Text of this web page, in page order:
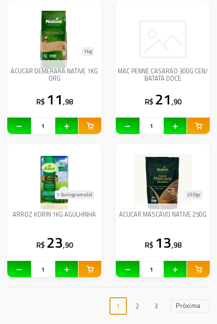
ACUCAR DEMERARA NATIVE 1KG
ORG
1kg
R$ 11,98
MAC PENNE CASARAO 300G CEN/
BATATA DOCE
R$ 21,90
ARROZ KORIN 1KG AGULHINHA
1 Quilograma(s)
R$ 23,90
ACUCAR MASCAVO NATIVE 250G
250gr
R$ 13,98
1 2 3 Próxima